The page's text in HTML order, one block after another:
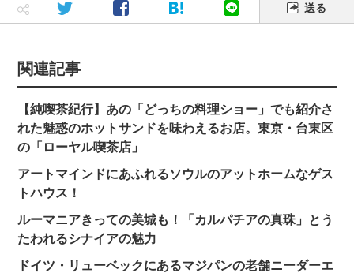
送る
関連記事
【純喫茶紀行】あの「どっちの料理ショー」でも紹介さ
れた魅惑のホットサンドを味わえるお店。東京・台東区
の「ローヤル喫茶店」
アートマインドにあふれるソウルのアットホームなゲス
トハウス！
ルーマニアきっての美城も！「カルパチアの真珠」とう
たわれるシナイアの魅力
ドイツ・リューベックにあるマジパンの老舗ニーダーエ